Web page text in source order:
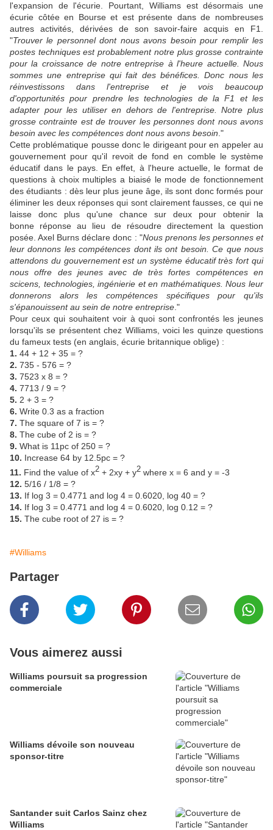
l'expansion de l'écurie. Pourtant, Williams est désormais une
écurie côtée en Bourse et est présente dans de nombreuses
autres activités, dérivées de son savoir-faire acquis en F1.
"Trouver le personnel dont nous avons besoin pour remplir les
postes techniques est probablement notre plus grosse contrainte
pour la croissance de notre entreprise à l'heure actuelle. Nous
sommes une entreprise qui fait des bénéfices. Donc nous les
réinvestissons dans l'entreprise et je vois beaucoup
d'opportunités pour prendre les technologies de la F1 et les
adapter pour les utiliser en dehors de l'entreprise. Notre plus
grosse contrainte est de trouver les personnes dont nous avons
besoin avec les compétences dont nous avons besoin ."
Cette problématique pousse donc le dirigeant pour en appeler au
gouvernement pour qu'il revoit de fond en comble le système
éducatif dans le pays. En effet, à l'heure actuelle, le format de
questions à choix multiples a biaisé le mode de fonctionnement
des étudiants : dès leur plus jeune âge, ils sont donc formés pour
éliminer les deux réponses qui sont clairement fausses, ce qui ne
laisse donc plus qu'une chance sur deux pour obtenir la
bonne réponse au lieu de résoudre directement la question
posée. Axel Burns déclare donc : "Nous prenons les personnes et
leur donnons les compétences dont ils ont besoin. Ce que nous
attendons du gouvernement est un système éducatif très fort qui
nous offre des jeunes avec de très fortes compétences en
scicens, technologies, ingénierie et en mathématiques. Nous leur
donnerons alors les compétences spécifiques pour qu'ils
s'épanouissent au sein de notre entreprise ."
Pour ceux qui souhaitent voir à quoi sont confrontés les jeunes
lorsqu'ils se présentent chez Williams, voici les quinze questions
du fameux tests (en anglais, écurie britannique oblige) :
1. 44 + 12 + 35 = ?
2. 735 - 576 = ?
3. 7523 x 8 = ?
4. 7713 / 9 = ?
5. 2 + 3 = ?
6. Write 0.3 as a fraction
7. The square of 7 is = ?
8. The cube of 2 is = ?
9. What is 11pc of 250 = ?
10. Increase 64 by 12.5pc = ?
11. Find the value of x2 + 2xy + y2 where x = 6 and y = -3
12. 5/16 / 1/8 = ?
13. If log 3 = 0.4771 and log 4 = 0.6020, log 40 = ?
14. If log 3 = 0.4771 and log 4 = 0.6020, log 0.12 = ?
15. The cube root of 27 is = ?
#Williams
Partager
Vous aimerez aussi
Williams poursuit sa progression
commerciale
Williams dévoile son nouveau
sponsor-titre
Santander suit Carlos Sainz chez
Williams